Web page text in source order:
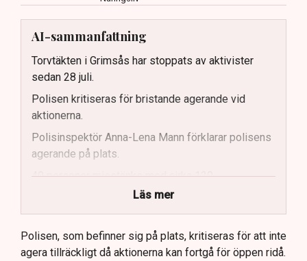
AI-sammanfattning
Torvtäkten i Grimsås har stoppats av aktivister
sedan 28 juli.
Polisen kritiseras för bristande agerande vid
aktionerna.
Polisinspektör Anna-Lena Mann förklarar polisens
agerande på plats.
40 personer misstänks med cirka 120
brottsmisstankar kopplade.
Polisen använder drönare och uniformerad polis
för att dokumentera bevis.
Samtidigt är polisarbetet komplext när det gäller
Läs mer
Polisen, som befinner sig på plats, kritiseras för att inte
agera tillräckligt då aktionerna kan fortgå för öppen ridå.